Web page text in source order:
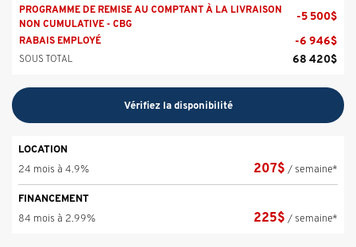
PROGRAMME DE REMISE AU COMPTANT À LA LIVRAISON
NON CUMULATIVE - CBG
-5 500$
RABAIS EMPLOYÉ -6 946$
SOUS TOTAL 68 420$
Vérifiez la disponibilité
LOCATION
24 mois à 4.9%
207$ / semaine*
FINANCEMENT
84 mois à 2.99%
225$ / semaine*